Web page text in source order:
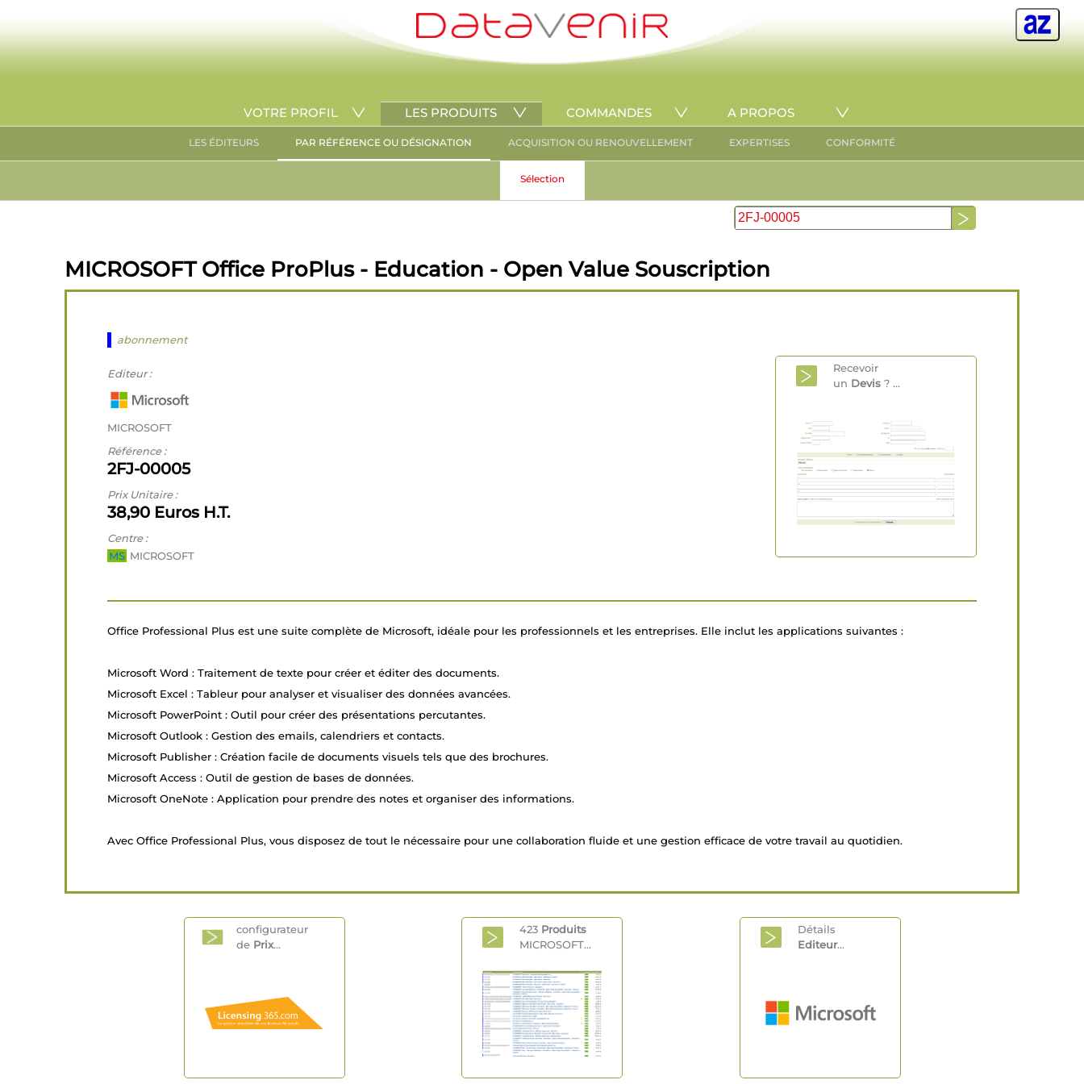
VOTRE PROFIL LES PRODUITS COMMANDES A PROPOS
LES ÉDITEURS PAR RÉFÉRENCE OU DÉSIGNATION ACQUISITION OU RENOUVELLEMENT EXPERTISES CONFORMITÉ
Sélection
MICROSOFT Office ProPlus - Education - Open Value Souscription
abonnement
Editeur :
MICROSOFT
Référence :
2FJ-00005
Prix Unitaire :
38,90 Euros H.T.
Centre :
MS MICROSOFT
Recevoir
un Devis ? ...
Office Professional Plus est une suite complète de Microsoft, idéale pour les professionnels et les entreprises. Elle inclut les applications suivantes :
Microsoft Word : Traitement de texte pour créer et éditer des documents.
Microsoft Excel : Tableur pour analyser et visualiser des données avancées.
Microsoft PowerPoint : Outil pour créer des présentations percutantes.
Microsoft Outlook : Gestion des emails, calendriers et contacts.
Microsoft Publisher : Création facile de documents visuels tels que des brochures.
Microsoft Access : Outil de gestion de bases de données.
Microsoft OneNote : Application pour prendre des notes et organiser des informations.
Avec Office Professional Plus, vous disposez de tout le nécessaire pour une collaboration fluide et une gestion efficace de votre travail au quotidien.
configurateur
de Prix...
423 Produits
MICROSOFT...
Détails
Editeur...